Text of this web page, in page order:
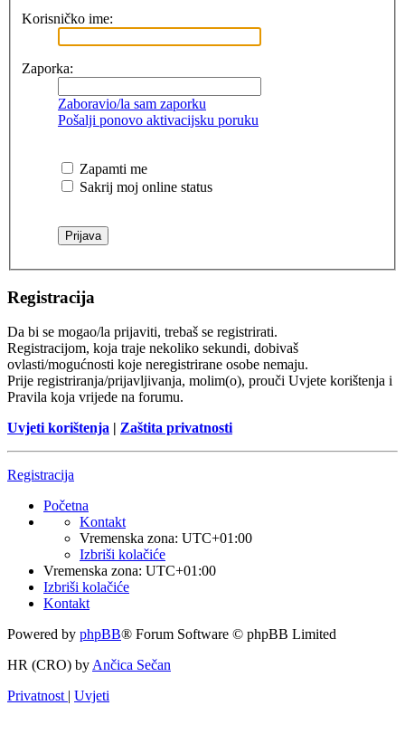
Korisničko ime:
Zaporka:
Zaboravio/la sam zaporku
Pošalji ponovo aktivacijsku poruku
Zapamti me
Sakrij moj online status
Registracija
Da bi se mogao/la prijaviti, trebaš se registrirati.
Registracijom, koja traje nekoliko sekundi, dobivaš
ovlasti/mogućnosti koje neregistrirane osobe nemaju.
Prije registriranja/prijavljivanja, molim(o), prouči Uvjete korištenja i
Pravila koja vrijede na forumu.
Uvjeti korištenja | Zaštita privatnosti
Registracija
Početna
Kontakt
Vremenska zona: UTC+01:00
Izbriši kolačiće
Vremenska zona: UTC+01:00
Izbriši kolačiće
Kontakt
Powered by phpBB® Forum Software © phpBB Limited
HR (CRO) by Ančica Sečan
Privatnost | Uvjeti